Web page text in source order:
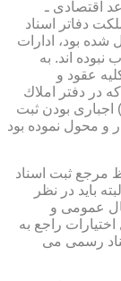
اقتصادی ـ
دفاتر اسناد
بود، ادارات
اند. به
ثبت اسناد كلیه عقود و
در دفتر املاك
اجباری بودن ثبت
و محول نموده بود
لحاظ مرجع ثبت اسناد
باید در نظر
سال ۱۳۱۶ شاهد اقبال عمومی و
راجع به
رسمی می